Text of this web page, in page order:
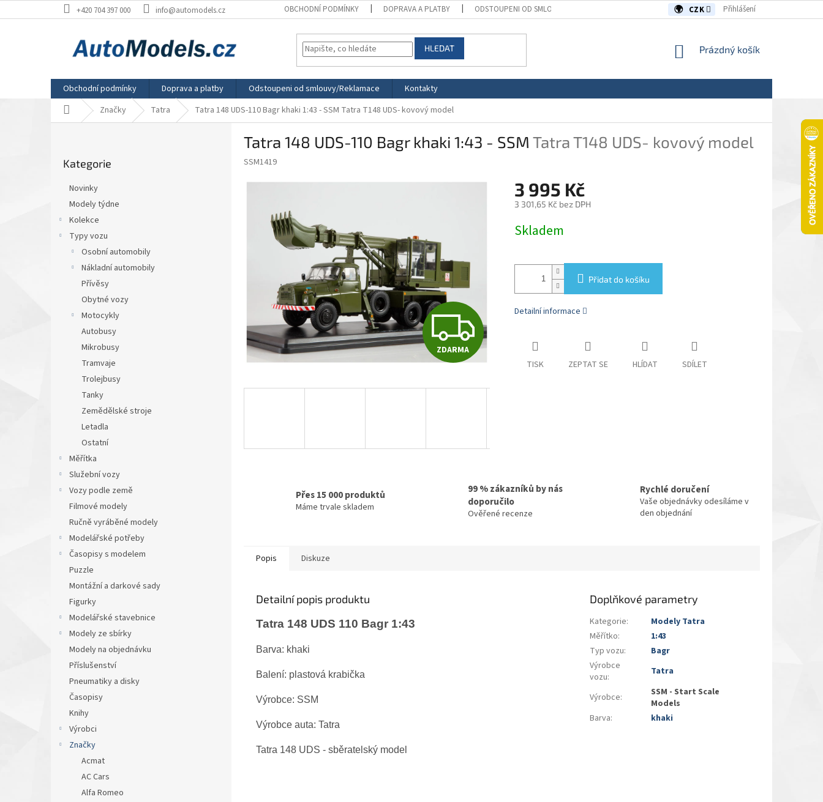
na
+420 704 397 000 info@automodels.cz OBCHODNÍ PODMÍNKY DOPRAVA A PLATBY ODSTOUPENI OD SMLOUVY/REKLAMACE CZK Přihlášení
HLEDAT
NÁKUPNÍ
Prázdný košík
Obchodní podmínky Doprava a platby Odstoupeni od smlouvy/Reklamace
Kontakty
Domů Značky Tatra Tatra 148 UDS-110 Bagr khaki 1:43 - SSM Tatra T148 UDS- kovový model
kategorie
Kategorie
Novinky
Modely týdne
Kolekce
Typy vozu
Osobní automobily
Nákladní automobily
Přívěsy
Obytné vozy
Motocykly
Autobusy
Mikrobusy
Tramvaje
Trolejbusy
Tanky
Zemědělské stroje
Letadla
Ostatní
Měřítka
Služební vozy
Vozy podle země
Filmové modely
Ručně vyráběné modely
Modelářské potřeby
Časopisy s modelem
Puzzle
Montážní a darkové sady
Figurky
Modelářské stavebnice
Modely ze sbírky
Modely na objednávku
Příslušenství
Pneumatiky a disky
Časopisy
Knihy
Výrobci
Značky
Acmat
AC Cars
Alfa Romeo
Tatra 148 UDS-110 Bagr khaki 1:43 - SSM Tatra T148 UDS- kovový model
SSM1419
Z
D
R
M
ZDARMA
3 995 Kč
3 301,65 Kč bez DPH
cena:
Skladem
Přidat do košíku
Detailní informace
TISK ZEPTAT SE HLÍDAT SDÍLET
Přes 15 000 produktů
Máme trvale skladem
99 % zákazníků by nás
doporučilo
Ověřené recenze
Rychlé doručení
Vaše objednávky odesíláme v
den objednání
Popis Diskuze
Detailní popis produktu
Tatra 148 UDS 110 Bagr 1:43
Barva: khaki
Balení: plastová krabička
Výrobce: SSM
Výrobce auta: Tatra
Tatra 148 UDS - sběratelský model
Doplňkové parametry
Kategorie:
Modely Tatra
Měřítko:
1:43
Typ vozu:
Bagr
Výrobce
vozu: Tatra
Výrobce:
SSM - Start Scale
Models
Barva: khaki